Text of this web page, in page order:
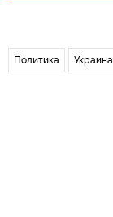
Политика Украина